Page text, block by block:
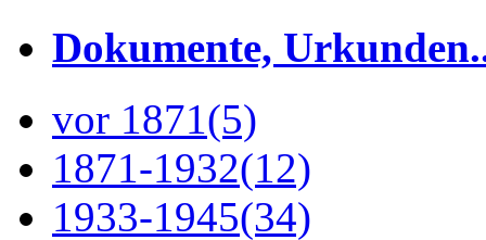
Dokumente,
vor 1871(5)
1871-1932(12)
1933-1945(34)